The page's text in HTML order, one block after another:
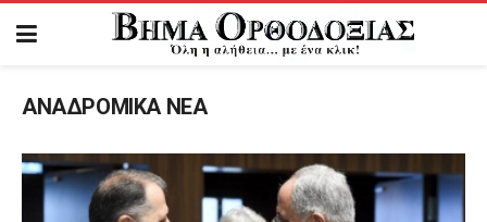
ΑΝΑΔΡΟΜΙΚΑ ΝΕΑ